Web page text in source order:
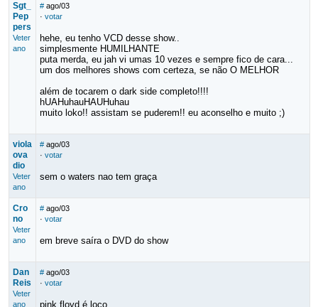
Sgt_
Pep
pers
Veter
ano
# ago/03
· votar
hehe, eu tenho VCD desse show..
simplesmente HUMILHANTE
puta merda, eu jah vi umas 10 vezes e sempre fico de cara...
um dos melhores shows com certeza, se não O MELHOR
além de tocarem o dark side completo!!!!
hUAHuhauHAUHuhau
muito loko!! assistam se puderem!! eu aconselho e muito ;)
viola
ova
dio
Veter
ano
# ago/03
· votar
sem o waters nao tem graça
Cro
no
Veter
ano
# ago/03
· votar
em breve saíra o DVD do show
Dan
Reis
Veter
ano
# ago/03
· votar
pink floyd é loco